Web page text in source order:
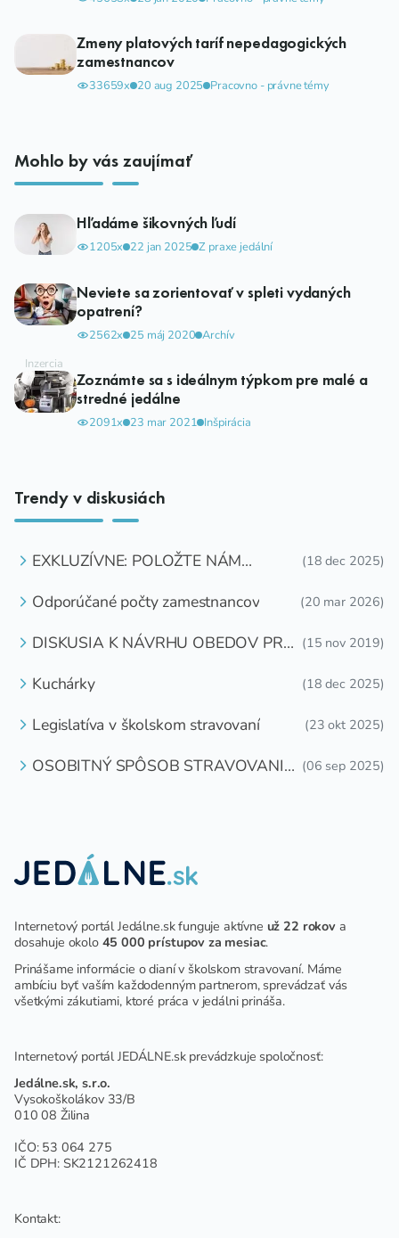
Zmeny platových taríf nepedagogických
zamestnancov
33659x 20 aug 2025 Pracovno - právne témy
Mohlo by vás zaujímať
Hľadáme šikovných ľudí
1205x 22 jan 2025 Z praxe jedální
Neviete sa zorientovať v spleti vydaných
opatrení?
2562x 25 máj 2020 Archív
Zoznámte sa s ideálnym týpkom pre malé a
stredné jedálne
2091x 23 mar 2021 Inšpirácia
Trendy v diskusiách
EXKLUZÍVNE: POLOŽTE NÁM
(18 dec 2025)
Odporúčané počty zamestnancov (20 mar 2026)
DISKUSIA K NÁVRHU OBEDOV PRE
(15 nov 2019)
Kuchárky (18 dec 2025)
Legislatíva v školskom stravovaní (23 okt 2025)
OSOBITNÝ SPÔSOB STRAVOVANIA (06 sep 2025)
Internetový portál Jedálne.sk funguje aktívne už 22 rokova
dosahuje okolo 45 000 prístupov za mesiac.
Prinášame informácie o dianí v školskom stravovaní. Máme
ambíciu byť vaším každodenným partnerom, sprevádzať vás
všetkými zákutiami, ktoré práca v jedálni prináša.
Internetový portál JEDÁLNE.sk prevádzkuje spoločnosť:
Jedálne.sk, s.r.o.
Vysokoškolákov 33/B
010 08 Žilina
IČO: 53 064 275
IČ DPH: SK2121262418
Kontakt: